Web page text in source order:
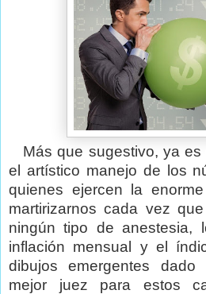
Más que sugestivo, ya
el artístico manejo de los
quienes ejercen la
martirizarnos cada vez
ningún tipo de anestesia,
inflación mensual y el
dibujos emergentes
mejor juez para estos